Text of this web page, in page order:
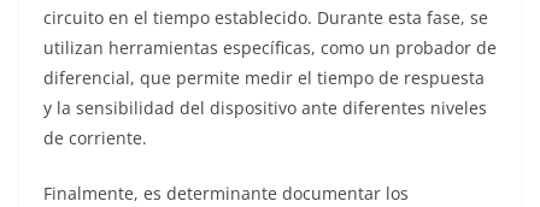
circuito en el tiempo establecido. Durante esta fase, se
utilizan herramientas específicas, como un probador de
diferencial, que permite medir el tiempo de respuesta
y la sensibilidad del dispositivo ante diferentes niveles
de corriente.
Finalmente, es determinante documentar los